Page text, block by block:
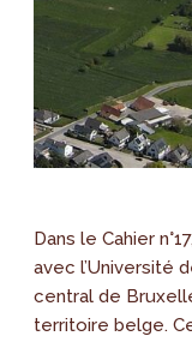
Dans le Cahier
avec l’Université
central de
territoire belge.